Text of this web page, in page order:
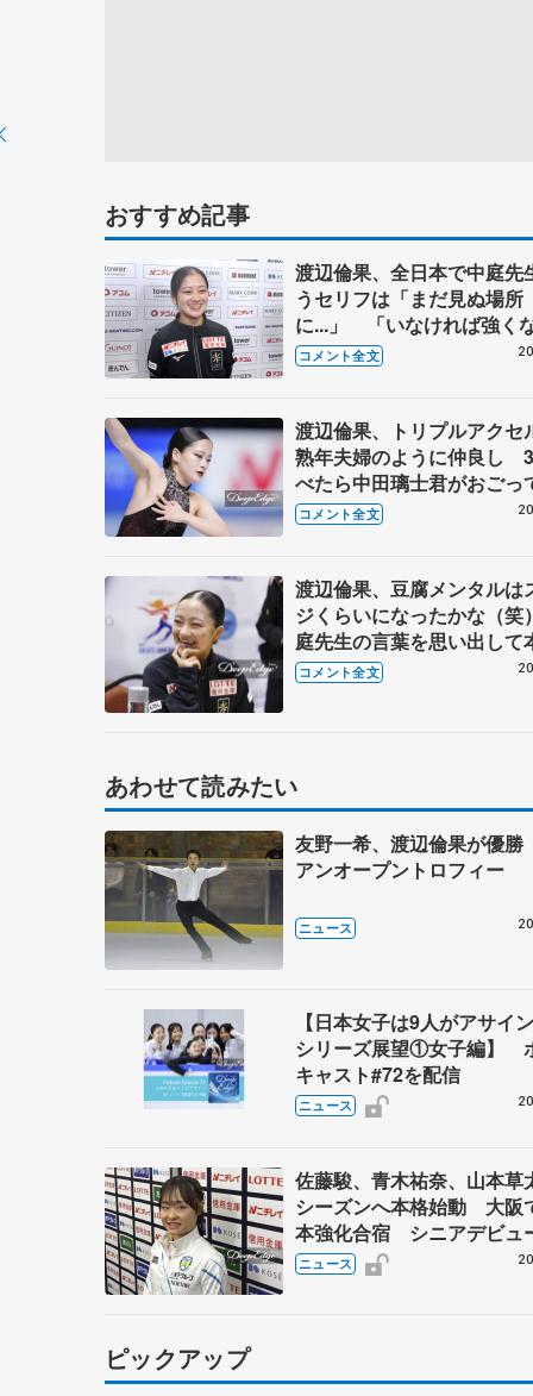
おすすめ記事
渡辺倫果、全日本で中庭先
うセリフは「まだ見ぬ場所
に...」 「いなければ強く
かった。自分を洗脳するく
習する」 【GPファイナ
コメント全文
渡辺倫果、トリプルアクセ
熟年夫婦のように仲良し
べたら中田璃士君がおごっ
るって【GPファイナル女
コメント全文
渡辺倫果、豆腐メンタルは
ジくらいになったかな（
庭先生の言葉を思い出して
挑むようにしている 【
スケートアメリカ女子フリ
コメント全文
あわせて読みたい
友野一希、渡辺倫果が優
アンオープントロフィー
ニュース
【日本女子は9人がアサ
シリーズ展望①女子編】
キャスト#72を配信
ニュース
佐藤駿、青木祐奈、山本草
シーズンへ本格始動 大阪
本強化合宿 シニアデビュ
田麻央らも
ニュース
ピックアップ